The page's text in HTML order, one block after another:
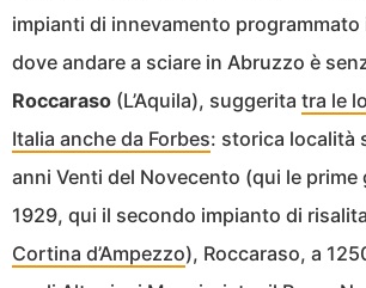
impianti di innevamento
dove andare a sciare in Abruzzo è
Roccaraso (L’Aquila), suggerita tra le
Italia anche da Forbes: storica località
anni Venti del Novecento (qui le prime
1929, qui il secondo impianto di
Cortina d’Ampezzo), Roccaraso, a